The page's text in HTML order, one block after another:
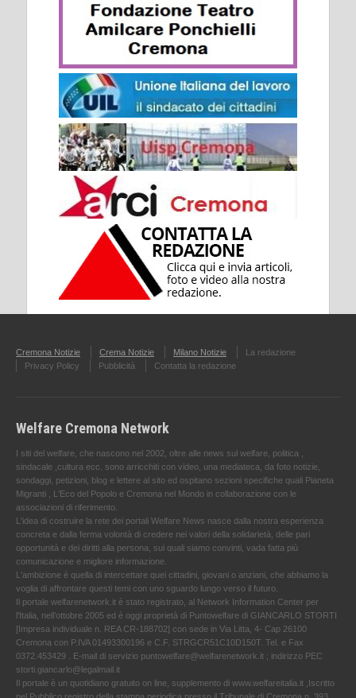
Cremona Notizie Crema Notizie Milano Notizie
La redazione
Privacy Policy
Pubblicità Contatta la redazione
Welfare Cremona Network
I siti del welfare, che nascono nel 2002, oltre alle news sul welfare, politica ,
sindacale ,cultura ecc. sono arricchiti con video, una mediateca, da foto notizie,
sondaggi, petizioni, blog e lettere al sito ed ospitano sezioni specifiche quali Pianeta
Migranti , L'Eco del Popolo e Cremona nel Mondo in collaborazione con le
associazioni di riferimento.
L'idea di costruire la rete dei portali Welfare News nasce dalla nostra esperienza
concreta e dalla ferma volontà di credere nei valori della solidarietà, delle pari
opportunità e dei diritti alla persona, sui quali siamo convinti, vada fatta più
comunicazione e migliore informazione.
L'ambizione è quella di intercettare quei cittadini, giovani o anziani, che abbiamo la
voglia di affrontare questi temi con uno sguardo lungo verso il futuro.
Il portale welfarenetwork.it è stato registrato, al Network Information Center per
l'Italia, nell’ottobre 2005 ed è oggi proprietà di Puntowelfare di GIANCARLO STORTI
[Impresa individuale n. REA CR-188702] con sede in Via Litta, 4- Cap 26100
Cremona con P.IVA 01493300196 e C.F. STRGCR51C10D150T. Tel. e Fax
0372.453429 . E-mail di servizio puntowelfare@welfarenetwork.it ; indirizzo PEC
storti.giancarlo@legalmail.it
Il portale è un quotidiano gratuito on line, supplemento di www.welfareitalia.it ,Iscritto